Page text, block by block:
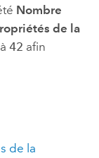
Nombre
de la
42 afin
de la